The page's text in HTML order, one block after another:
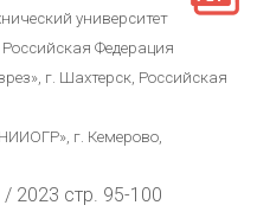
университет
Федерация
г. Шахтерск, Российская
г. Кемерово,
2023 стр. 95-100